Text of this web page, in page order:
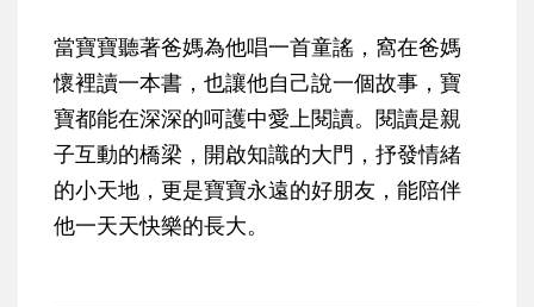
當寶寶聽著爸媽為他唱一首童謠，窩在爸媽
懷裡讀一本書，也讓他自己說一個故事，寶
寶都能在深深的呵護中愛上閱讀。閱讀是親
子互動的橋梁，開啟知識的大門，抒發情緒
的小天地，更是寶寶永遠的好朋友，能陪伴
他一天天快樂的長大。